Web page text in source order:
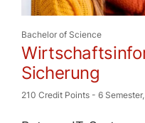
Bachelor of Science
Sicherung
210 Credit Points- 6 Semester,